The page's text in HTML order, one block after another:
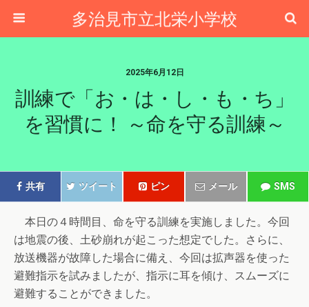
多治見市立北栄小学校
2025年6月12日
訓練で「お・は・し・も・ち」
を習慣に！ ～命を守る訓練～
共有 ツイート ピン メール SMS
本日の４時間目、命を守る訓練を実施しました。今回
は地震の後、土砂崩れが起こった想定でした。さらに、
放送機器が故障した場合に備え、今回は拡声器を使った
避難指示を試みましたが、指示に耳を傾け、スムーズに
避難することができました。